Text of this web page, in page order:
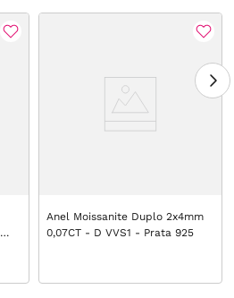
Anel Moissanite Duplo 2x4mm
0,07CT - D VVS1 - Prata 925